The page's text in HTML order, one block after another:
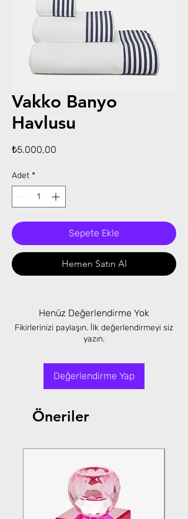
Vakko Banyo
Havlusu
₺5.000,00
Adet *
Sepete Ekle
Hemen Satın Al
Henüz Değerlendirme Yok
Fikirlerinizi paylaşın. İlk değerlendirmeyi siz
yazın.
Değerlendirme Yap
Öneriler